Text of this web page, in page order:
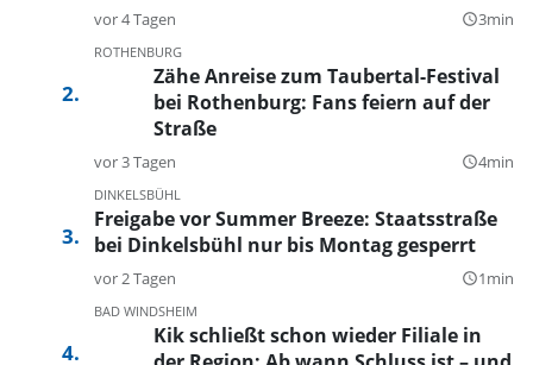
vor 4 Tagen query_builder3min
ROTHENBURG
Zähe Anreise zum Taubertal-Festival
bei Rothenburg: Fans feiern auf der
Straße
vor 3 Tagen query_builder4min
DINKELSBÜHL
Freigabe vor Summer Breeze: Staatsstraße
bei Dinkelsbühl nur bis Montag gesperrt
vor 2 Tagen query_builder1min
BAD WINDSHEIM
Kik schließt schon wieder Filiale in